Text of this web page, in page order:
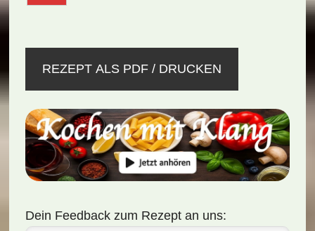
REZEPT ALS PDF / DRUCKEN
Dein Feedback zum Rezept an uns: